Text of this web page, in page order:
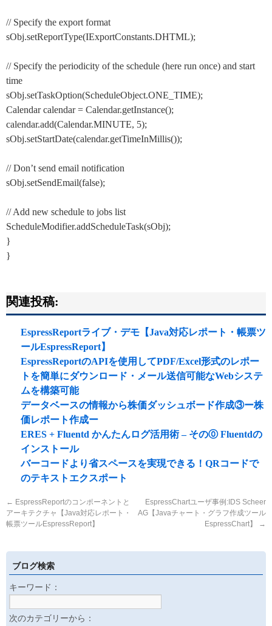
// Specify the export format
sObj.setReportType(IExportConstants.DHTML);
// Specify the periodicity of the schedule (here run once) and start
time
sObj.setTaskOption(ScheduleObject.ONE_TIME);
Calendar calendar = Calendar.getInstance();
calendar.add(Calendar.MINUTE, 5);
sObj.setStartDate(calendar.getTimeInMillis());
// Don’t send email notification
sObj.setSendEmail(false);
// Add new schedule to jobs list
ScheduleModifier.addScheduleTask(sObj);
}
}
関連投稿:
EspressReportライブ・デモ【Java対応レポート・帳票ツ
ールEspressReport】
EspressReportのAPIを使用してPDF/Excel形式のレポー
トを簡単にダウンロード・メール送信可能なWebシステ
ムを構築可能
データベースの情報から株価ダッシュボード作成③ー株
価レポート作成ー
ERES + Fluentd かんたんログ活用術 – その⓪ Fluentdの
インストール
バーコードより省スペースを実現できる！QRコードで
のテキストエクスポート
← EspressReportのコンポーネントと
アーキテクチャ【Java対応レポート・
帳票ツールEspressReport】
EspressChartユーザ事例:IDS Scheer
AG【Javaチャート・グラフ作成ツール
EspressChart】
→
ブログ検索
キーワード：
次のカテゴリーから：